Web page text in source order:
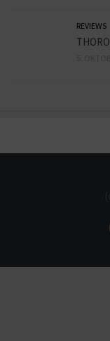
REVIEWS